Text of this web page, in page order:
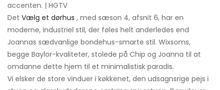
accenten. | HGTV
Det Vælg et dørhus , med sæson 4, afsnit 6, har en
moderne, industriel stil, der føles helt anderledes end
Joannas sædvanlige bondehus-smarte stil. Wixsoms,
begge Baylor-kvaliteter, stolede på Chip og Joanna til at
omdanne dette hjem til et minimalistisk paradis.
Vi elsker de store vinduer i køkkenet, den udsagnsrige pejs i